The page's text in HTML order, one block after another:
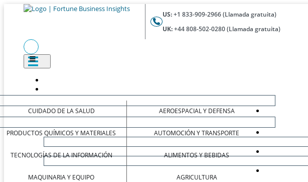
US:+1 833-909-2966 (Llamada gratuita)
UK:+44 808-502-0280 (Llamada gratuita)
CUIDADO DE LA SALUD
PRODUCTOS QUÍMICOS Y MATERIALES
TECNOLOGÍAS DE LA INFORMACIÓN
MAQUINARIA Y EQUIPO
AEROESPACIAL Y DEFENSA
AUTOMOCIÓN Y TRANSPORTE
ALIMENTOS Y BEBIDAS
AGRICULTURA